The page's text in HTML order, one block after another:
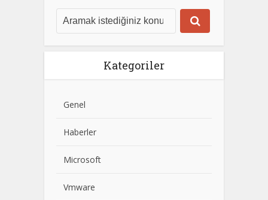
Kategoriler
Genel
Haberler
Microsoft
Vmware